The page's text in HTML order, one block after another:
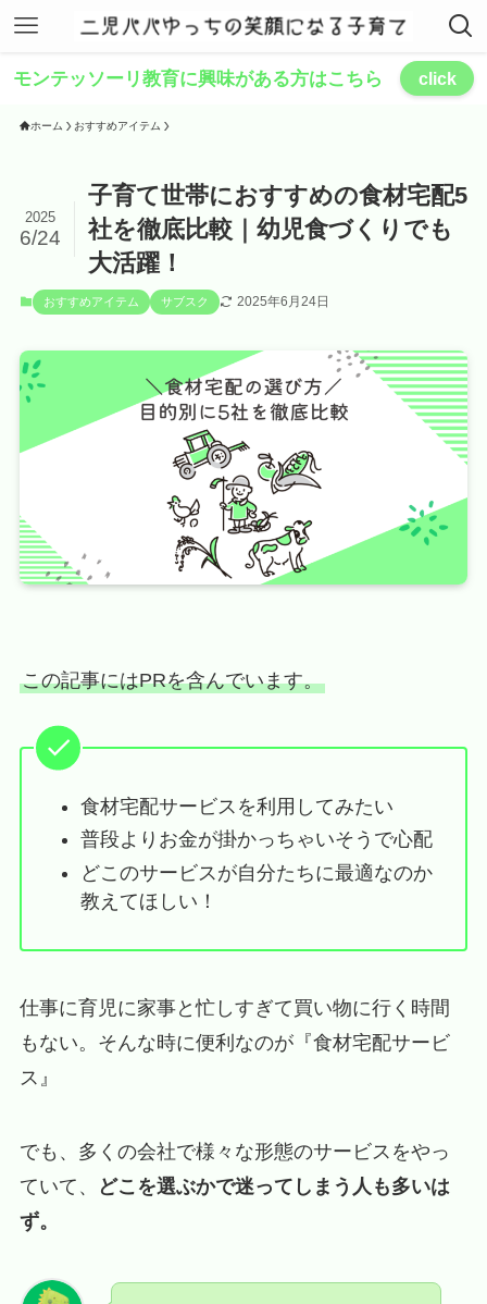
モンテッソーリ教育に興味がある方はこちら click
ホーム おすすめアイテム
子育て世帯におすすめの食材宅配5
社を徹底比較｜幼児食づくりでも
大活躍！
2025
6/24
おすすめアイテム サブスク 2025年6月24日
この記事にはPRを含んでいます。
食材宅配サービスを利用してみたい
普段よりお金が掛かっちゃいそうで心配
どこのサービスが自分たちに最適なのか
教えてほしい！
仕事に育児に家事と忙しすぎて買い物に行く時間
もない。そんな時に便利なのが『食材宅配サービ
ス』
でも、多くの会社で様々な形態のサービスをやっ
ていて、
どこを選ぶかで迷ってしまう人も多いは
ず。